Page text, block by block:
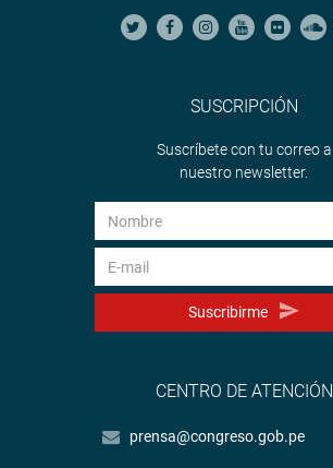
SUSCRIPCIÓN
Suscríbete con tu correo a
nuestro newsletter.
Suscribirme
CENTRO DE ATENCIÓN
prensa@congreso.gob.pe